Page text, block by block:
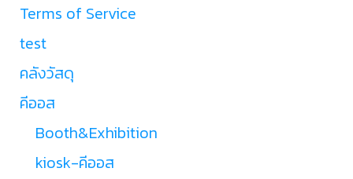
Terms of Service
test
คลังวัสดุ
คีออส
Booth&Exhibition
kiosk-คีออส